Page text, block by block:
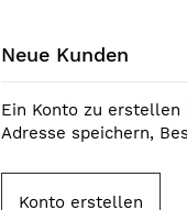
Neue Kunden
Ein Konto zu erstellen
Adresse speichern,
Konto erstellen